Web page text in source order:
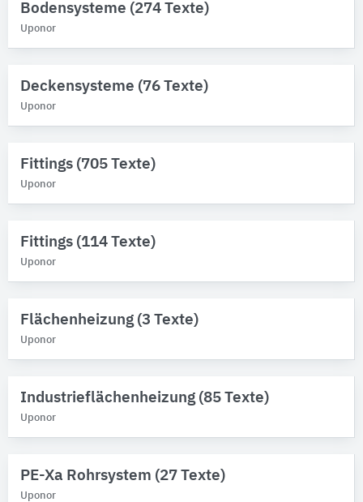
Bodensysteme (274 Texte)
Uponor
Deckensysteme (76 Texte)
Uponor
Fittings (705 Texte)
Uponor
Fittings (114 Texte)
Uponor
Flächenheizung (3 Texte)
Uponor
Industrieflächenheizung (85 Texte)
Uponor
PE-Xa Rohrsystem (27 Texte)
Uponor